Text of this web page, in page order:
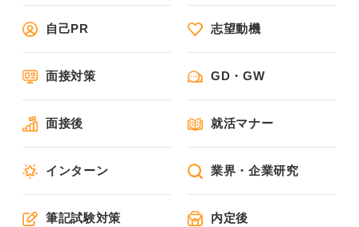
自己PR 志望動機
面接対策 GD・GW
面接後 就活マナー
インターン 業界・企業研究
筆記試験対策 内定後